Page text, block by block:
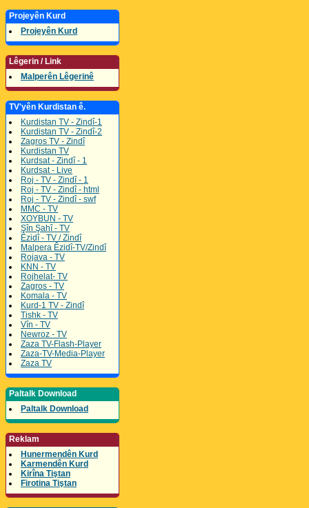
Projeyên Kurd
Projeyên Kurd
Lêgerin / Link
Malperên Lêgerinê
TV'yên Kurdistan ê.
Kurdistan TV - Zindî-1
Kurdistan TV - Zindî-2
Zagros TV - Zindî
Kurdistan TV
Kurdsat - Zindî - 1
Kurdsat - Live
Roj - TV - Zindî - 1
Roj - TV - Zindî - html
Roj - TV - Zindî - swf
MMC - TV
XOYBUN - TV
Şîn Şahî - TV
Êzidî - TV / Zindî
Malpera Êzidî-TV/Zindî
Rojava - TV
KNN - TV
Rojhelat- TV
Zagros - TV
Komala - TV
Kurd-1 TV - Zindî
Tishk - TV
Vîn - TV
Newroz - TV
Zaza TV-Flash-Player
Zaza-TV-Media-Player
Zaza TV
Paltalk Download
Paltalk Download
Reklam
Hunermendên Kurd
Karmendên Kurd
Kirîna Tiştan
Firotina Tiştan